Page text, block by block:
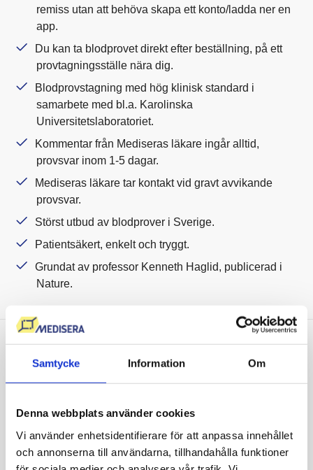
Samtycke Information Om
Denna webbplats använder cookies
Vi använder enhetsidentifierare för att anpassa innehållet
och annonserna till användarna, tillhandahålla funktioner
remiss utan att behöva skapa ett konto/ladda ner en
app.
Du kan ta blodprovet direkt efter beställning, på ett
provtagningsställe nära dig.
Blodprovstagning med hög klinisk standard i
samarbete med bl.a. Karolinska
Universitetslaboratoriet.
Kommentar från Mediseras läkare ingår alltid,
provsvar inom 1-5 dagar.
Mediseras läkare tar kontakt vid gravt avvikande
provsvar.
Störst utbud av blodprover i Sverige.
Patientsäkert, enkelt och tryggt.
Grundat av professor Kenneth Haglid, publicerad i
Nature.
Vi sätter våra kunders hälsa i
fokus
Att mitt D-vitaminvärde var så lågt hade jag
ingen aning om! Nu gör jag vad jag kan för att
få i mig det rekommenderade intaget av D-